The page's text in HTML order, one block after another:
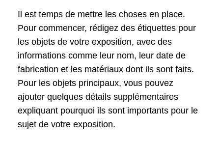
Il est temps de mettre les choses en place.
Pour commencer, rédigez des étiquettes pour
les objets de votre exposition, avec des
informations comme leur nom, leur date de
fabrication et les matériaux dont ils sont faits.
Pour les objets principaux, vous pouvez
ajouter quelques détails supplémentaires
expliquant pourquoi ils sont importants pour le
sujet de votre exposition.